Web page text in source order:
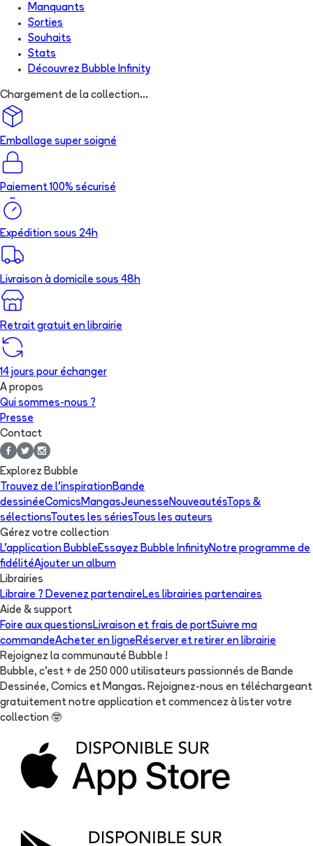
Manquants
Sorties
Souhaits
Stats
Découvrez Bubble Infinity
Chargement de la collection...
Emballage super soigné
Paiement 100% sécurisé
Expédition sous 24h
Livraison à domicile sous 48h
Retrait gratuit en librairie
14 jours pour échanger
A propos
Qui sommes-nous ?
Presse
Contact
Explorez Bubble
Trouvez de l'inspirationBande
dessinéeComicsMangasJeunesseNouveautésTops &
sélectionsToutes les sériesTous les auteurs
Gérez votre collection
L'application BubbleEssayez Bubble InfinityNotre programme de
fidélitéAjouter un album
Librairies
Libraire ? Devenez partenaireLes librairies partenaires
Aide & support
Foire aux questionsLivraison et frais de portSuivre ma
commandeAcheter en ligneRéserver et retirer en librairie
Rejoignez la communauté Bubble !
Bubble, c'est + de 250 000 utilisateurs passionnés de Bande
Dessinée, Comics et Mangas. Rejoignez-nous en téléchargeant
gratuitement notre application et commencez à lister votre
collection 🤓